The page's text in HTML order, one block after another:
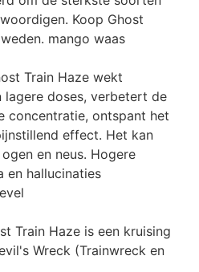
Koop Ghost
mango waas
Train Haze wekt
doses, verbetert de
concentratie, ontspant het
effect. Het kan
en neus. Hogere
en hallucinaties
Train Haze is een kruising
Wreck (Trainwreck en